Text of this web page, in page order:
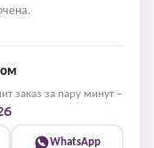
заказ за пару минут –
WhatsApp